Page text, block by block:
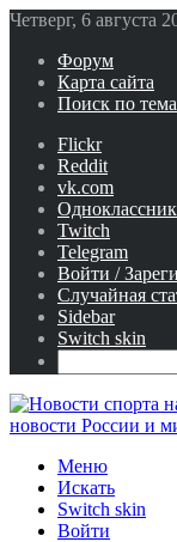
Четверг, 6 августа
Форум
Карта сайта
Поиск по
Flickr
Reddit
vk.com
Twitch
Telegram
Войти /
Случайная
Sidebar
Switch skin
Меню
Искать
Switch skin
Войти